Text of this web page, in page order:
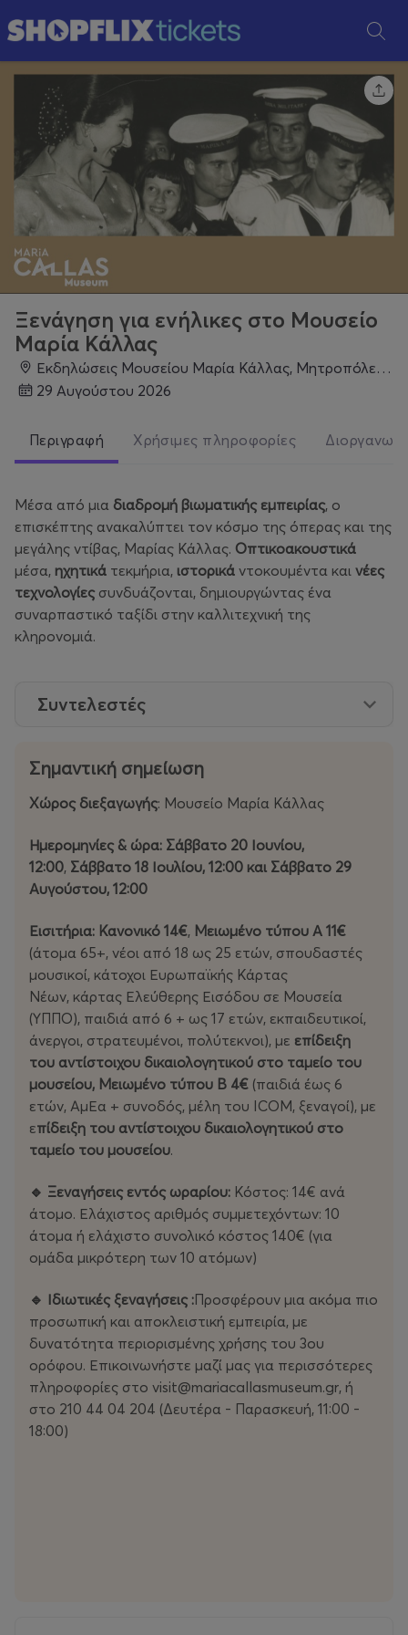
Ξενάγηση για ενήλικες στο Μουσείο
Μαρία Κάλλας
Εκδηλώσεις Μουσείου Μαρία Κάλλας, Μητροπόλεως 44, Αθήνα 105 63, Αθήνα
29 Αυγούστου 2026
Περιγραφή Χρήσιμες πληροφορίες
Μέσα από μια διαδρομή βιωματικής εμπειρίας, ο
επισκέπτης ανακαλύπτει τον κόσμο της όπερας και της
μεγάλης ντίβας, Μαρίας Κάλλας. Οπτικοακουστικά
μέσα, ηχητικά τεκμήρια, ιστορικά ντοκουμέντα και νέες
τεχνολογίες συνδυάζονται, δημιουργώντας ένα
συναρπαστικό ταξίδι στην καλλιτεχνική της
κληρονομιά.
Συντελεστές
Σημαντική σημείωση
Χώρος διεξαγωγής: Μουσείο Μαρία Κάλλας
Ημερομηνίες & ώρα: Σάββατο 20 Ιουνίου,
12:00, Σάββατο 18 Ιουλίου, 12:00 και Σάββατο 29
Αυγούστου, 12:00
Εισιτήρια: Κανονικό 14€, Μειωμένο τύπου Α 11€
(άτομα 65+, νέοι από 18 ως 25 ετών, σπουδαστές
μουσικοί, κάτοχοι Ευρωπαϊκής Κάρτας
Νέων, κάρτας Ελεύθερης Εισόδου σε Μουσεία
(ΥΠΠΟ), παιδιά από 6 + ως 17 ετών, εκπαιδευτικοί,
άνεργοι, στρατευμένοι, πολύτεκνοι), με επίδειξη
του αντίστοιχου δικαιολογητικού στο ταμείο του
μουσείου, Μειωμένο τύπου Β 4€ (παιδιά έως 6
ετών, ΑμΕα + συνοδός, μέλη του ICOM, ξεναγοί), με
επίδειξη του αντίστοιχου δικαιολογητικού στο
ταμείο του μουσείου.
🔹 Ξεναγήσεις εντός ωραρίου: Κόστος: 14€ ανά
άτομο. Ελάχιστος αριθμός συμμετεχόντων: 10
άτομα ή ελάχιστο συνολικό κόστος 140€ (για
ομάδα μικρότερη των 10 ατόμων)
🔹 Ιδιωτικές ξεναγήσεις :Προσφέρουν μια ακόμα πιο
προσωπική και αποκλειστική εμπειρία, με
δυνατότητα περιορισμένης χρήσης του 3ου
ορόφου. Επικοινωνήστε μαζί μας για περισσότερες
πληροφορίες στο visit@mariacallasmuseum.gr, ή
στο 210 44 04 204 (Δευτέρα - Παρασκευή, 11:00 -
18:00)